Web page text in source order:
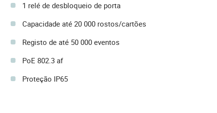
1 relé de desbloqueio de porta
Capacidade até 20 000 rostos/cartões
Registo de até 50 000 eventos
PoE 802.3 af
Proteção IP65